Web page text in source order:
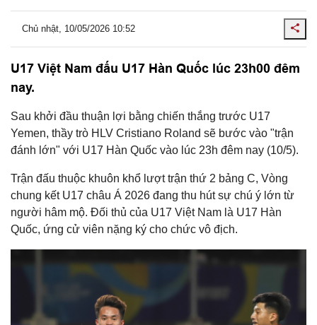
Chủ nhật, 10/05/2026 10:52
U17 Việt Nam đấu U17 Hàn Quốc lúc 23h00 đêm
nay.
Sau khởi đầu thuận lợi bằng chiến thắng trước U17
Yemen, thầy trò HLV Cristiano Roland sẽ bước vào "trận
đánh lớn" với U17 Hàn Quốc vào lúc 23h đêm nay (10/5).
Trận đấu thuộc khuôn khổ lượt trận thứ 2 bảng C, Vòng
chung kết U17 châu Á 2026 đang thu hút sự chú ý lớn từ
người hâm mộ. Đối thủ của U17 Việt Nam là U17 Hàn
Quốc, ứng cử viên nặng ký cho chức vô địch.